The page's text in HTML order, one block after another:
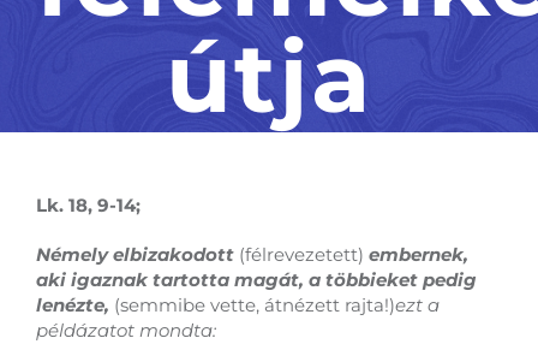
útja
Lk. 18, 9-14;
Némely elbizakodott (félrevezetett) embernek,
aki igaznak tartotta magát, a többieket pedig
lenézte, (semmibe vette, átnézett rajta!)ezt a
példázatot mondta: